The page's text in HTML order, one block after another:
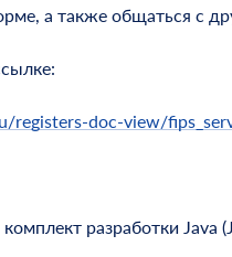
а также общаться с
registers-doc-view/
разработки Java